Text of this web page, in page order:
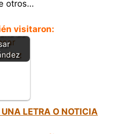
otros…
visitaron:
de
UNA LETRA O NOTICIA